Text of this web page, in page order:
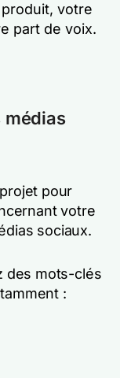
votre
part de voix.
médias
pour
votre
sociaux.
des mots-clés
: